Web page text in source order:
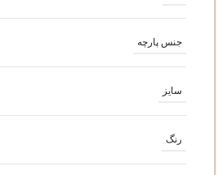
جنس پارچه
سایز
رنگ